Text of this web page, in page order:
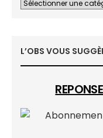
L’OBS VOUS